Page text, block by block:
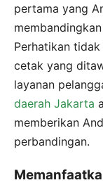
pertama yang
Perhatikan
cetak yang
layanan
daerah Jakarta
memberikan
perbandingan.